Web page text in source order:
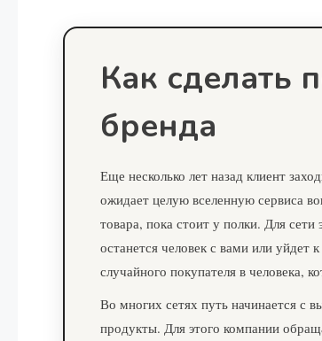
Как сделать
бренда
Еще несколько лет назад клиент
ожидает целую вселенную сервиса
товара, пока стоит у полки. Для
останется человек с вами или
случайного покупателя в человека,
Во многих сетях путь начинается с
продукты. Для этого компании